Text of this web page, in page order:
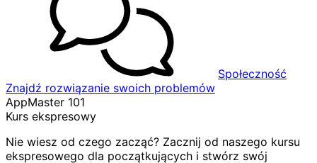
Społeczność
Znajdź rozwiązanie swoich problemów
AppMaster 101
Kurs ekspresowy
Nie wiesz od czego zacząć? Zacznij od naszego kursu
ekspresowego dla początkujących i stwórz swój